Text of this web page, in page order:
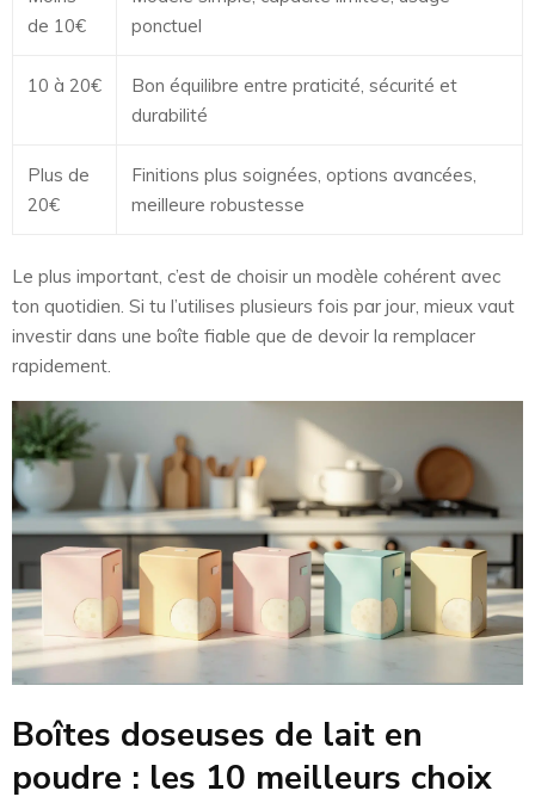
de 10€
ponctuel
10 à 20€
Bon équilibre entre praticité, sécurité et
durabilité
Plus de
20€
Finitions plus soignées, options avancées,
meilleure robustesse
Le plus important, c’est de choisir un modèle cohérent avec
ton quotidien. Si tu l’utilises plusieurs fois par jour, mieux vaut
investir dans une boîte fiable que de devoir la remplacer
rapidement.
Boîtes doseuses de lait en
poudre : les 10 meilleurs choix